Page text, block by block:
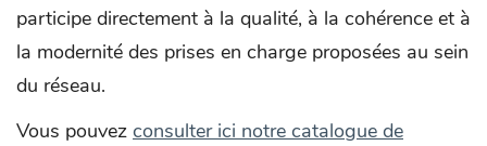
participe directement à la qualité, à la cohérence et à
la modernité des prises en charge proposées au sein
du réseau.
Vous pouvez consulter ici notre catalogue de